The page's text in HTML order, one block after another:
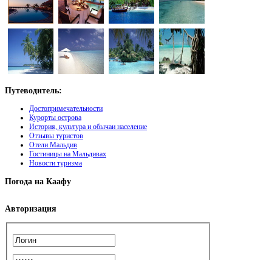
Путеводитель:
Достопримечательности
Курорты острова
История, культура и обычаи население
Отзывы туристов
Отели Мальдив
Гостиницы на Мальдивах
Новости туризма
Погода на Каафу
Авторизация